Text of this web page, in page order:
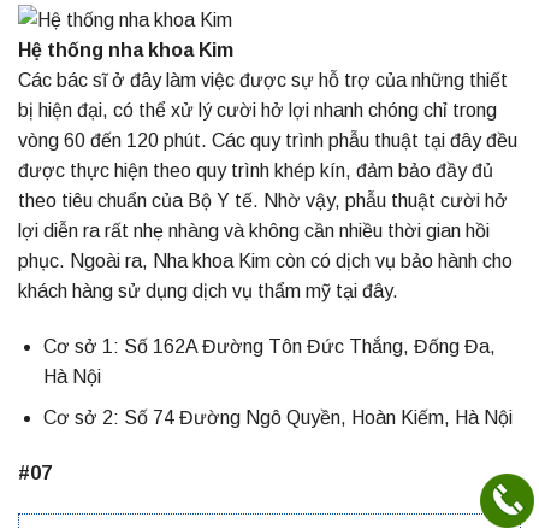
Hệ thống nha khoa Kim
Các bác sĩ ở đây làm việc được sự hỗ trợ của những thiết
bị hiện đại, có thể xử lý cười hở lợi nhanh chóng chỉ trong
vòng 60 đến 120 phút. Các quy trình phẫu thuật tại đây đều
được thực hiện theo quy trình khép kín, đảm bảo đầy đủ
theo tiêu chuẩn của Bộ Y tế. Nhờ vậy, phẫu thuật cười hở
lợi diễn ra rất nhẹ nhàng và không cần nhiều thời gian hồi
phục. Ngoài ra, Nha khoa Kim còn có dịch vụ bảo hành cho
khách hàng sử dụng dịch vụ thẩm mỹ tại đây.
Cơ sở 1: Số 162A Đường Tôn Đức Thắng, Đống Đa,
Hà Nội
Cơ sở 2: Số 74 Đường Ngô Quyền, Hoàn Kiếm, Hà Nội
#07